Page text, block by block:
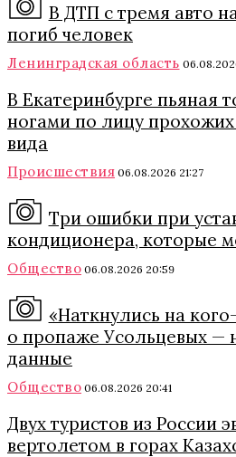
В ДТП с тремя авто
погиб человек
Ленинградская область
В Екатеринбурге пьяная
ногами по лицу
вида
Происшествия 06.08.2026 21:27
Три ошибки при
кондиционера, которые
Общество 06.08.2026 20:59
«Наткнулись на
о пропаже Усольцевых —
данные
Общество 06.08.2026 20:41
Двух туристов из России
вертолетом в горах